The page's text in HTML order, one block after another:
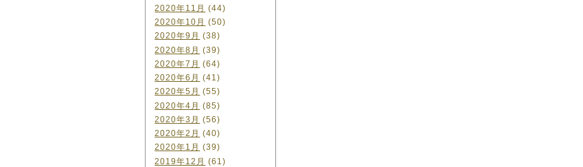
2020年11月 (44)
2020年10月 (50)
2020年9月 (38)
2020年8月 (39)
2020年7月 (64)
2020年6月 (41)
2020年5月 (55)
2020年4月 (85)
2020年3月 (56)
2020年2月 (40)
2020年1月 (39)
2019年12月 (61)